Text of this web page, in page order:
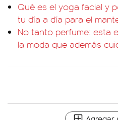
Qué es el yoga facial y
tu día a día para el
No tanto perfume: esta
la moda que además